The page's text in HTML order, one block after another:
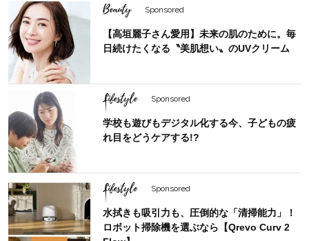
Beauty Sponsored
【高垣麗子さん愛用】未来の肌のために。毎
日続けたくなる〝美肌想い〟のUVクリーム
Lifestyle Sponsored
学校も遊びもデジタル化する今、子どもの疲
れ目をどうケアする!?
Lifestyle Sponsored
水拭きも吸引力も、圧倒的な「清掃能力」！
ロボット掃除機を選ぶなら【Qrevo Curv 2